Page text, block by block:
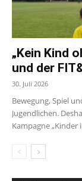
„Kein Kind
und der
30. Juli 2026
Bewegung, Spiel
Jugendlichen.
Kampagne „Kinder